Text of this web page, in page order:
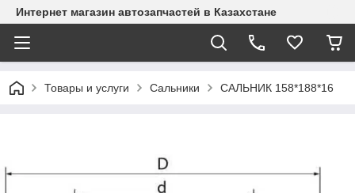
Интернет магазин автозапчастей в Казахстане
Товары и услуги Сальники САЛЬНИК 158*188*16